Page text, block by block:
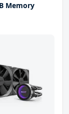
Memory